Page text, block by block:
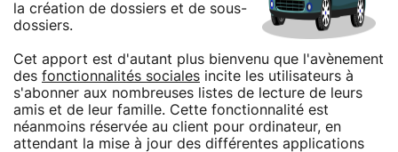
la création de dossiers et de sous-
dossiers.
Cet apport est d'autant plus bienvenu que l'avènement
des fonctionnalités sociales incite les utilisateurs à
s'abonner aux nombreuses listes de lecture de leurs
amis et de leur famille. Cette fonctionnalité est
néanmoins réservée au client pour ordinateur, en
attendant la mise à jour des différentes applications